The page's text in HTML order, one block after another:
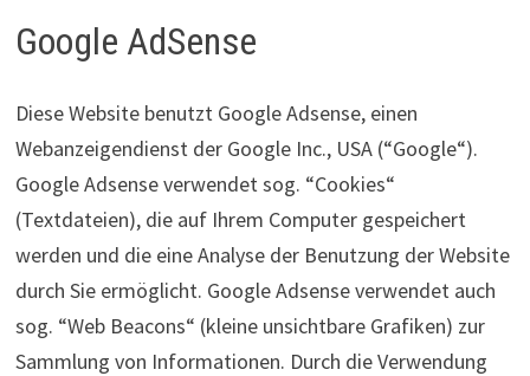
Google AdSense
Diese Website benutzt Google Adsense, einen
Webanzeigendienst der Google Inc., USA (“Google“).
Google Adsense verwendet sog. “Cookies“
(Textdateien), die auf Ihrem Computer gespeichert
werden und die eine Analyse der Benutzung der Website
durch Sie ermöglicht. Google Adsense verwendet auch
sog. “Web Beacons“ (kleine unsichtbare Grafiken) zur
Sammlung von Informationen. Durch die Verwendung